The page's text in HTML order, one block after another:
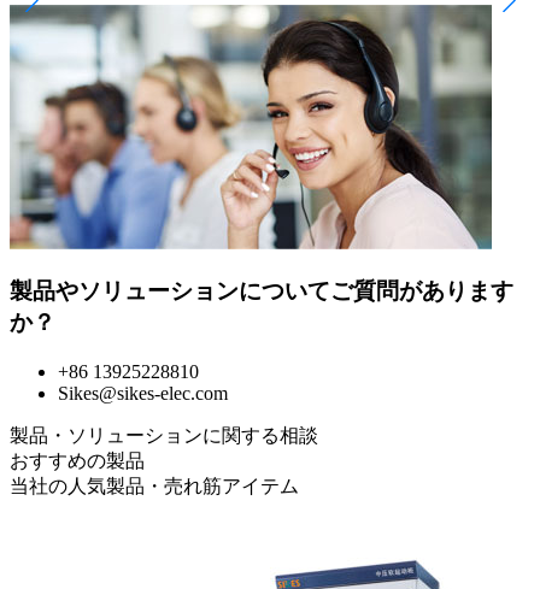
製品やソリューションについてご質問があります
か？
+86 13925228810
Sikes@sikes-elec.com
製品・ソリューションに関する相談
おすすめの製品
当社の人気製品・売れ筋アイテム